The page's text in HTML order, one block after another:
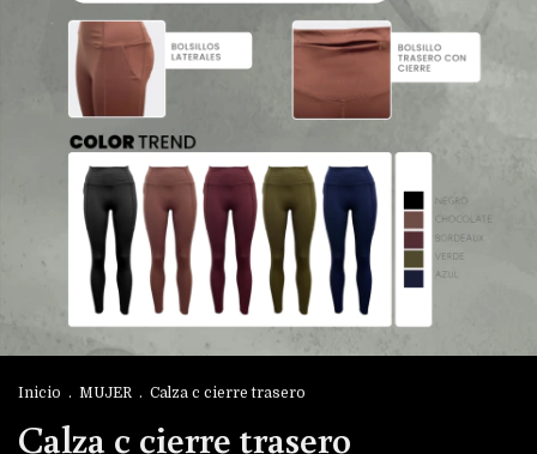
Inicio . MUJER . Calza c cierre trasero
Calza c cierre trasero